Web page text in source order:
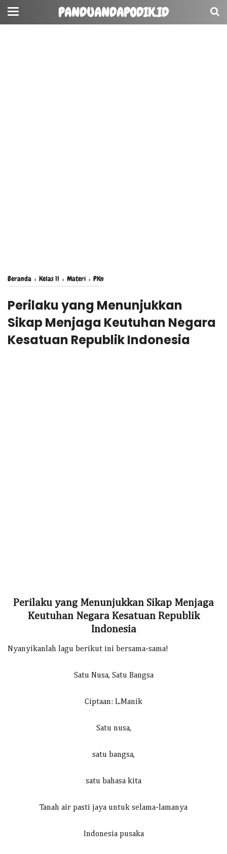
PANDUANDAPODIK.ID
Beranda › Kelas 11 › Materi › PKn
Perilaku yang Menunjukkan
Sikap Menjaga Keutuhan Negara
Kesatuan Republik Indonesia
Perilaku yang Menunjukkan Sikap Menjaga
Keutuhan Negara Kesatuan Republik
Indonesia
Nyanyikanlah lagu berikut ini bersama-sama!
Satu Nusa, Satu Bangsa
Ciptaan: L.Manik
Satu nusa,
satu bangsa,
satu bahasa kita
Tanah air pasti jaya untuk selama-lamanya
Indonesia pusaka